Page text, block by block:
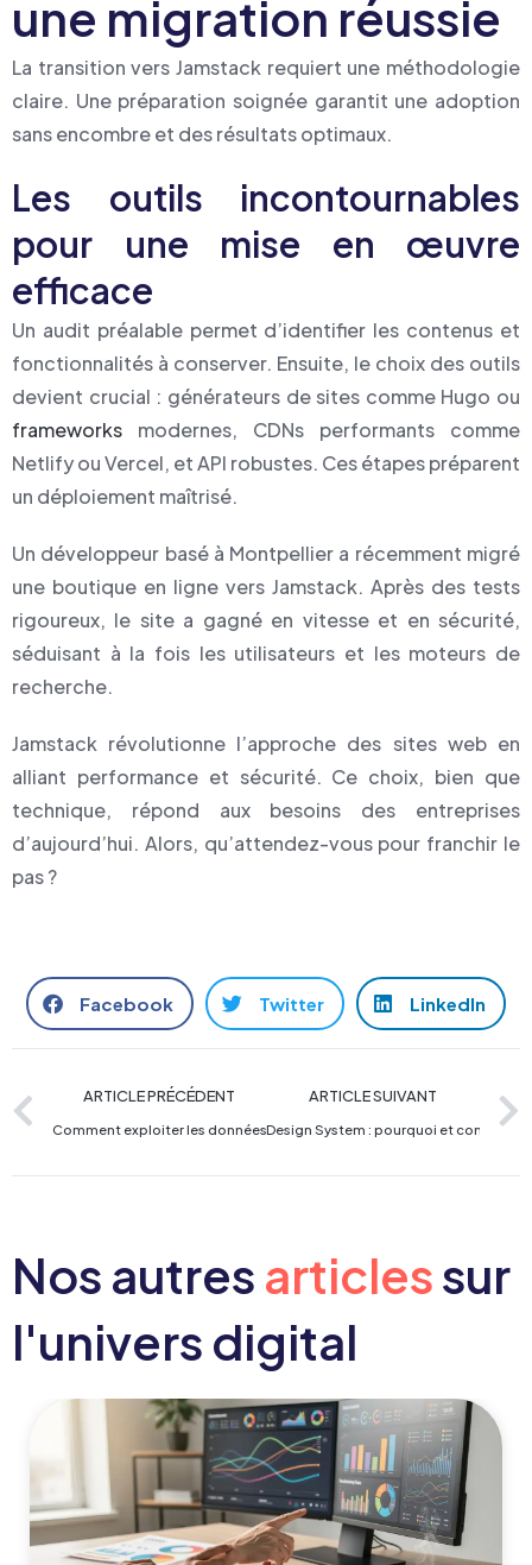
une migration réussie
La transition vers Jamstack requiert une méthodologie
claire. Une préparation soignée garantit une adoption
sans encombre et des résultats optimaux.
Les outils incontournables
pour une mise en œuvre
efficace
Un audit préalable permet d’identifier les contenus et
fonctionnalités à conserver. Ensuite, le choix des outils
devient crucial : générateurs de sites comme Hugo ou
frameworks modernes, CDNs performants comme
Netlify ou Vercel, et API robustes. Ces étapes préparent
un déploiement maîtrisé.
Un développeur basé à Montpellier a récemment migré
une boutique en ligne vers Jamstack. Après des tests
rigoureux, le site a gagné en vitesse et en sécurité,
séduisant à la fois les utilisateurs et les moteurs de
recherche.
Jamstack révolutionne l’approche des sites web en
alliant performance et sécurité. Ce choix, bien que
technique, répond aux besoins des entreprises
d’aujourd’hui. Alors, qu’attendez-vous pour franchir le
pas ?
Facebook Twitter LinkedIn
ARTICLE PRÉCÉDENT
Comment exploiter les données structurées pour dominer les SERP ?
ARTICLE SUIVANT
Design System : pourquoi et comment
Nos autresarticlessur
l'univers digital